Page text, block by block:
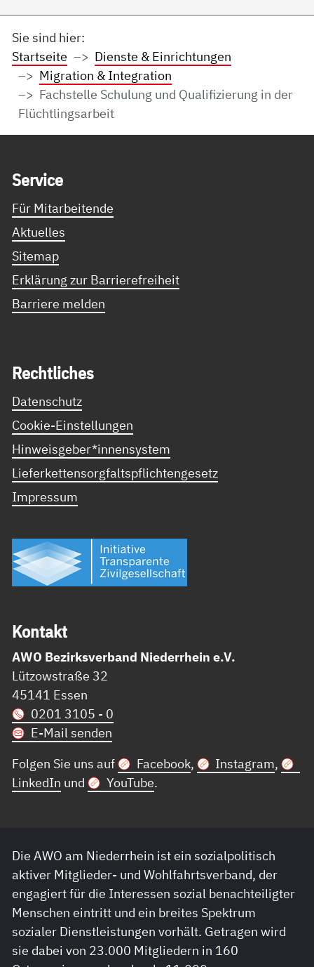
Sie sind hier:
Startseite
Dienste & Einrichtungen
Migration & Integration
Fachstelle Schulung und Qualifizierung in der
Flüchtlingsarbeit
Ser­vice
Für Mitarbeitende
Aktuelles
Sitemap
Erklärung zur Barrierefreiheit
Barriere melden
Recht­li­ches
Datenschutz
Cookie-Einstellungen
Hinweisgeber*innensystem
Lieferkettensorgfaltspflichtengesetz
Impressum
Kon­takt
AWO Bezirksverband Niederrhein e.V.
Lützowstraße 32
45141 Essen
0201 3105 - 0
E-Mail senden
Folgen Sie uns auf
Facebook, Instagram,
LinkedIn und YouTube.
Die AWO am Niederrhein ist ein sozialpolitisch
aktiver Mitglieder- und Wohlfahrtsverband, der
engagiert für die Interessen sozial benachteiligter
Menschen eintritt und ein breites Spektrum
sozialer Dienstleistungen vorhält. Getragen wird
sie dabei von 23.000 Mitgliedern in 160